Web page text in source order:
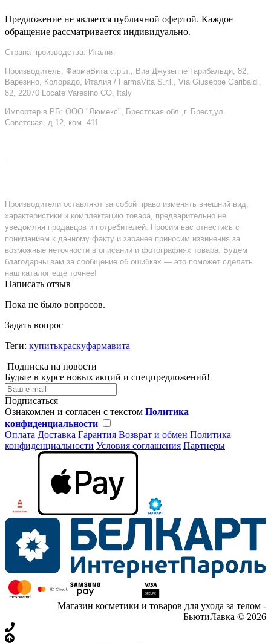
Предложение не является публичной офертой. Каждое
обращение рассматривается индивидуально.
Страна производства: Италия
Производитель: ФармаВита с.р.л., Виа Джузеппе Гарибальди, 82,
Варезино, Колорадо, Италия / FarmaVita S.r.l., Via Giuseppe Garibaldi,
82, 22070 Locate Varesino CO, Italy
Импортер в РБ: ООО "Люмекс", Брестская обл.,г. Брест,ул.
Советская, д.12, ком. 411
–
Производители оставляют за собой право изменять внешний вид,
характеристики и комплектацию товара, предварительно не
уведомляя продавцов и потребителей. Просим вас отнестись с
пониманием к данному факту и заранее приносим извинения за
возможные неточности в описании и фотографиях товара. Будем
благодарны вам за сообщение об ошибках — это поможет сделать
наш каталог еще точнее!
Написать отзыв
Пока не было вопросов.
Задать вопрос
Теги: купитькраскуфармавита
Подписка на новости
Будьте в курсе новых акций и спецпредложений!
Подписаться
Ознакомлен и согласен с текстом Политика
конфиденциальности
Оплата Доставка Гарантия Возврат и обмен Политика
конфиденциальности Условия соглашения Партнеры
Магазин косметики и товаров для ухода за телом -
БьютиЛавка © 2026